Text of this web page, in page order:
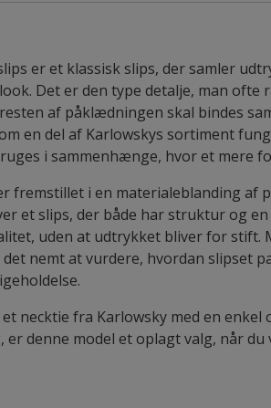
er et klassisk slips, der samler
Det er den type detalje, man
af påklædningen skal bindes
en del af Karlowskys sortiment
i sammenhænge, hvor et mere
fremstillet i en materialeblanding af
et slips, der både har struktur og
uden at udtrykket bliver for stift.
nemt at vurdere, hvordan slipset
necktie fra Karlowsky med en enkel
denne model et oplagt valg, når du